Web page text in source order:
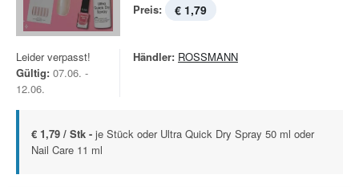
Preis: € 1,79
Leider verpasst!
Gültig: 07.06. -
12.06.
Händler: ROSSMANN
€ 1,79 / Stk - je Stück oder Ultra Quick Dry Spray 50 ml oder
Nail Care 11 ml